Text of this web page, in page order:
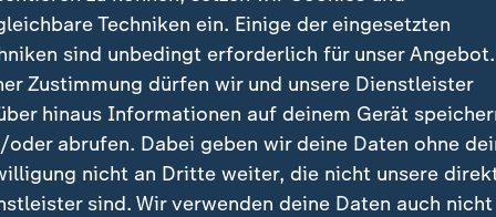
seiner Kanzlerschaft gesagt, die Bürger würden
dass sich etwas ändere. Heute nun, am 17.
Ausdauer". Auch in den kommenden Jahren
Techniken ein. Einige der eingesetzten
sind unbedingt erforderlich für unser
Zustimmung dürfen wir und unsere Dienstleister
hinaus Informationen auf deinem Gerät
oder abrufen. Dabei geben wir deine Daten ohne
nicht an Dritte weiter, die nicht unsere
sind. Wir verwenden deine Daten auch nicht